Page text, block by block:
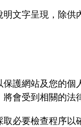
文字呈現，除
護網站及您的
會受到相關的法
必要檢查程序以